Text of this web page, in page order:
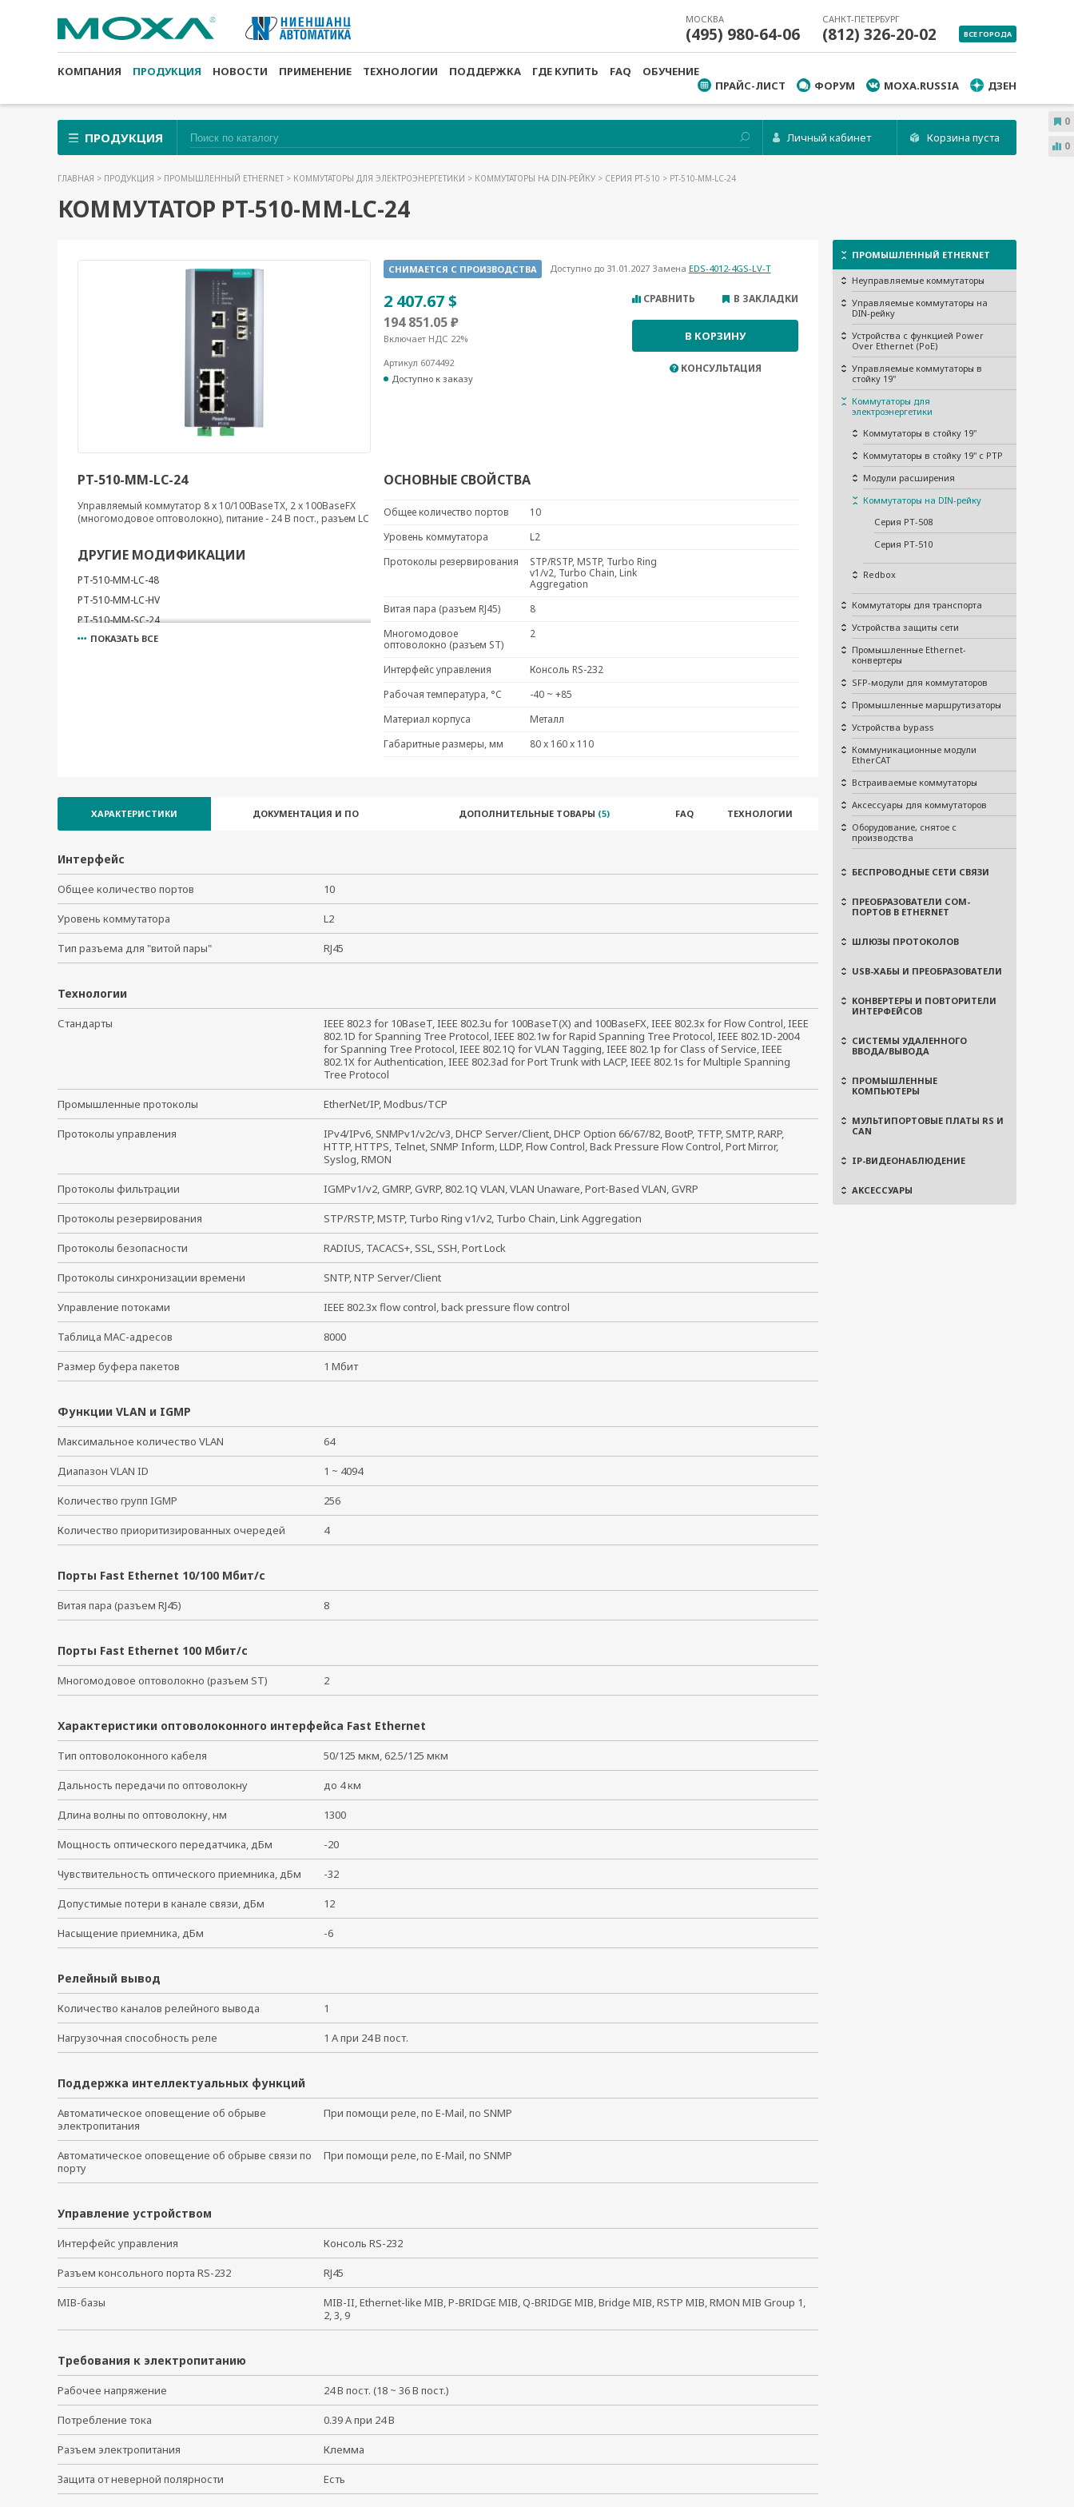
МОСКВА
(495) 980-64-06
САНКТ-ПЕТЕРБУРГ
(812) 326-20-02 ВСЕ ГОРОДА
КОМПАНИЯ ПРОДУКЦИЯ НОВОСТИ ПРИМЕНЕНИЕ ТЕХНОЛОГИИ ПОДДЕРЖКА ГДЕ КУПИТЬ FAQ
ОБУЧЕНИЕ
ПРАЙС-ЛИСТ
ФОРУМ MOXA.RUSSIA ДЗЕН
ПРОДУКЦИЯ Личный кабинет Корзина пуста
ГЛАВНАЯ > ПРОДУКЦИЯ > ПРОМЫШЛЕННЫЙ ETHERNET > КОММУТАТОРЫ ДЛЯ ЭЛЕКТРОЭНЕРГЕТИКИ > КОММУТАТОРЫ НА DIN-РЕЙКУ > СЕРИЯ PT-510 > PT-510-MM-LC-24
КОММУТАТОР PT-510-MM-LC-24
ПРОМЫШЛЕННЫЙ ETHERNET
Неуправляемые коммутаторы
Управляемые коммутаторы на
DIN-рейку
Устройства с функцией Power
Over Ethernet (PoE)
Управляемые коммутаторы в
стойку 19"
Коммутаторы для
электроэнергетики
Коммутаторы в стойку 19"
Коммутаторы в стойку 19" с PTP
Модули расширения
Коммутаторы на DIN-рейку
Серия PT-508
Серия PT-510
Redbox
Коммутаторы для транспорта
Устройства защиты сети
Промышленные Ethernet-
конвертеры
SFP-модули для коммутаторов
Промышленные маршрутизаторы
Устройства bypass
Коммуникационные модули
EtherCAT
Встраиваемые коммутаторы
Аксессуары для коммутаторов
Оборудование, снятое с
производства
БЕСПРОВОДНЫЕ СЕТИ СВЯЗИ
ПРЕОБРАЗОВАТЕЛИ COM-
ПОРТОВ В ETHERNET
ШЛЮЗЫ ПРОТОКОЛОВ
USB-ХАБЫ И ПРЕОБРАЗОВАТЕЛИ
КОНВЕРТЕРЫ И ПОВТОРИТЕЛИ
ИНТЕРФЕЙСОВ
СИСТЕМЫ УДАЛЕННОГО
ВВОДА/ВЫВОДА
ПРОМЫШЛЕННЫЕ
КОМПЬЮТЕРЫ
МУЛЬТИПОРТОВЫЕ ПЛАТЫ RS И
CAN
IP-ВИДЕОНАБЛЮДЕНИЕ
АКСЕССУАРЫ
СНИМАЕТСЯ С ПРОИЗВОДСТВА Доступно до 31.01.2027 Замена EDS-4012-4GS-LV-T
2 407.67 $
194 851.05 ₽
Включает НДС 22%
Артикул 6074492
Доступно к заказу
СРАВНИТЬ В ЗАКЛАДКИ
В КОРЗИНУ
КОНСУЛЬТАЦИЯ
PT-510-MM-LC-24
Управляемый коммутатор 8 x 10/100BaseTX, 2 x 100BaseFX
(многомодовое оптоволокно), питание - 24 В пост., разъем LC
ДРУГИЕ МОДИФИКАЦИИ
PT-510-MM-LC-48
PT-510-MM-LC-HV
PT-510-MM-SC-24
PT-510-MM-SC-48
PT-510-SS-SC-24
PT-510-SS-SC-48
PT-510-3S-SC-24
PT-510-4M-ST-24
PT-510-4M-ST-HV
ПОКАЗАТЬ ВСЕ
ОСНОВНЫЕ СВОЙСТВА
Общее количество портов
10
Уровень коммутатора
L2
Протоколы резервирования
STP/RSTP, MSTP, Turbo Ring
v1/v2, Turbo Chain, Link
Aggregation
Витая пара (разъем RJ45)
8
Многомодовое
оптоволокно (разъем ST)
2
Интерфейс управления
Консоль RS-232
Рабочая температура, °C
-40 ~ +85
Материал корпуса
Металл
Габаритные размеры, мм
80 x 160 x 110
ХАРАКТЕРИСТИКИ ДОКУМЕНТАЦИЯ И ПО ДОПОЛНИТЕЛЬНЫЕ ТОВАРЫ (5) FAQ ТЕХНОЛОГИИ
Интерфейс
Общее количество портов 10
Уровень коммутатора L2
Тип разъема для "витой пары" RJ45
Технологии
Стандарты
IEEE 802.3 for 10BaseT, IEEE 802.3u for 100BaseT(X) and 100BaseFX, IEEE 802.3x for Flow Control, IEEE
802.1D for Spanning Tree Protocol, IEEE 802.1w for Rapid Spanning Tree Protocol, IEEE 802.1D-2004
for Spanning Tree Protocol, IEEE 802.1Q for VLAN Tagging, IEEE 802.1p for Class of Service, IEEE
802.1X for Authentication, IEEE 802.3ad for Port Trunk with LACP, IEEE 802.1s for Multiple Spanning
Tree Protocol
Промышленные протоколы EtherNet/IP, Modbus/TCP
Протоколы управления
IPv4/IPv6, SNMPv1/v2c/v3, DHCP Server/Client, DHCP Option 66/67/82, BootP, TFTP, SMTP, RARP,
HTTP, HTTPS, Telnet, SNMP Inform, LLDP, Flow Control, Back Pressure Flow Control, Port Mirror,
Syslog, RMON
Протоколы фильтрации IGMPv1/v2, GMRP, GVRP, 802.1Q VLAN, VLAN Unaware, Port-Based VLAN, GVRP
Протоколы резервирования STP/RSTP, MSTP, Turbo Ring v1/v2, Turbo Chain, Link Aggregation
Протоколы безопасности RADIUS, TACACS+, SSL, SSH, Port Lock
Протоколы синхронизации времени SNTP, NTP Server/Client
Управление потоками IEEE 802.3x flow control, back pressure flow control
Таблица MAC-адресов 8000
Размер буфера пакетов 1 Мбит
Функции VLAN и IGMP
Максимальное количество VLAN 64
Диапазон VLAN ID 1 ~ 4094
Количество групп IGMP 256
Количество приоритизированных очередей 4
Порты Fast Ethernet 10/100 Мбит/с
Витая пара (разъем RJ45) 8
Порты Fast Ethernet 100 Мбит/с
Многомодовое оптоволокно (разъем ST) 2
Характеристики оптоволоконного интерфейса Fast Ethernet
Тип оптоволоконного кабеля 50/125 мкм, 62.5/125 мкм
Дальность передачи по оптоволокну до 4 км
Длина волны по оптоволокну, нм 1300
Мощность оптического передатчика, дБм -20
Чувствительность оптического приемника, дБм -32
Допустимые потери в канале связи, дБм 12
Насыщение приемника, дБм -6
Релейный вывод
Количество каналов релейного вывода 1
Нагрузочная способность реле 1 А при 24 В пост.
Поддержка интеллектуальных функций
Автоматическое оповещение об обрыве
электропитания
При помощи реле, по E-Mail, по SNMP
Автоматическое оповещение об обрыве связи по
порту
При помощи реле, по E-Mail, по SNMP
Управление устройством
Интерфейс управления Консоль RS-232
Разъем консольного порта RS-232 RJ45
MIB-базы
MIB-II, Ethernet-like MIB, P-BRIDGE MIB, Q-BRIDGE MIB, Bridge MIB, RSTP MIB, RMON MIB Group 1,
2, 3, 9
Требования к электропитанию
Рабочее напряжение 24 В пост. (18 ~ 36 В пост.)
Потребление тока 0.39 А при 24 В
Разъем электропитания Клемма
Защита от неверной полярности Есть
0
0